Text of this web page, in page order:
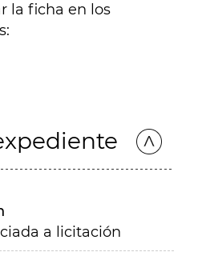
la ficha en los
a licitación